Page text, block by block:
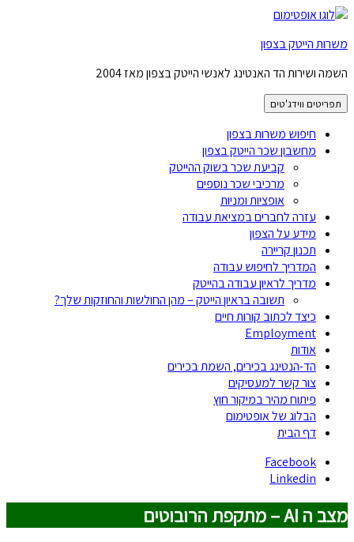
משרות הייטק בצפון
השמה ושירות הד האנטינג לאנשי הייטק בצפון מאז 2004
תפריטים ווידג'טים
חיפוש משרות בצפון
מחשבון שכר הייטק בצפון
קביעת שכר בשוק ההייטק
מרכיבי שכר נוספים
אופציות ומניות
עזרה לחברים במציאת עבודה
מידע על הצפון
תכנון קריירה
המדריך לחיפוש עבודה
מדריך לראיון עבודה בהייטק
תשובה בראיון הייטק – מהן החולשות והחוזקות שלך?
כיצד לכתוב קורות חיים
Employment
אודות
הד-הנטינג בכירים, השמת בכירים
צור קשר למעסיקים
פיתוח מהיר במיקור חוץ
הבלוג של אופטימום
דף הבית
Facebook
Linkedin
מצב ה AI – מתקפת הרובוטים